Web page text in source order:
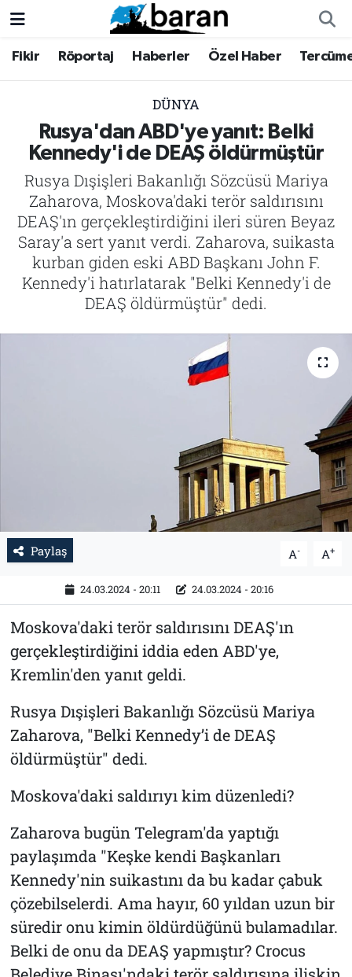
Fikir Röportaj Haberler Özel Haber
DÜNYA
Rusya'dan ABD'ye yanıt: Belki
Kennedy'i de DEAŞ öldürmüştür
Rusya Dışişleri Bakanlığı Sözcüsü Mariya
Zaharova, Moskova'daki terör saldırısını
DEAŞ'ın gerçekleştirdiğini ileri süren Beyaz
Saray'a sert yanıt verdi. Zaharova, suikasta
kurban giden eski ABD Başkanı John F.
Kennedy'i hatırlatarak "Belki Kennedy'i de
DEAŞ öldürmüştür" dedi.
Paylaş A- A+
24.03.2024 - 20:11 24.03.2024 - 20:16
Moskova'daki terör saldırısını DEAŞ'ın
gerçekleştirdiğini iddia eden ABD'ye,
Kremlin'den yanıt geldi.
Rusya Dışişleri Bakanlığı Sözcüsü Mariya
Zaharova, "Belki Kennedy’i de DEAŞ
öldürmüştür" dedi.
Moskova'daki saldırıyı kim düzenledi?
Zaharova bugün Telegram'da yaptığı
paylaşımda "Keşke kendi Başkanları
Kennedy'nin suikastını da bu kadar çabuk
çözebilselerdi. Ama hayır, 60 yıldan uzun bir
süredir onu kimin öldürdüğünü bulamadılar.
Belki de onu da DEAŞ yapmıştır? Crocus
Fikir
Haberler
Özel Haber
Tercüme
İktibas
Büyük Doğu-İbda
Dergi
Fikir
Haberler
Özel Haber
Tercüme
İktibas
Büyük Doğu-İbda
Dergi
Nöbetçi Eczaneler
Trafik Durumu
Süper Lig Puan Durumu ve Fikstür
Tüm Manşetler
Son Dakika Haberleri
Haber Arşivi